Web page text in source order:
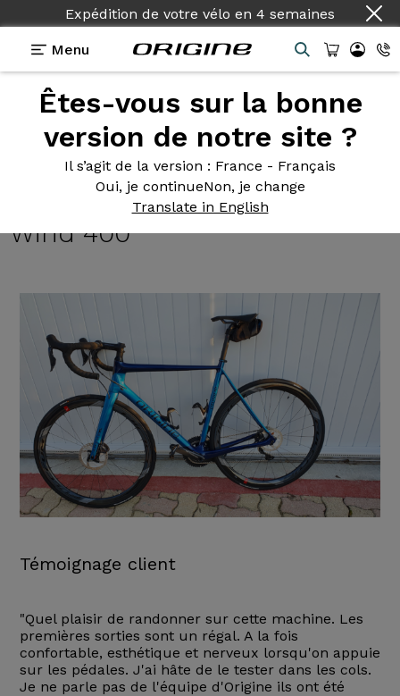
Expédition de votre vélo en 4 semaines
Menu
Êtes-vous sur la bonne
version de notre site ?
Il s’agit de la version : France - Français
Oui, je continueNon, je change
Translate in English
Témoignages>Axxome II GT - Shimano Ultegra Di2
Axxome II GT - Shimano
Ultegra Di2 - Roues Fulcrum
Wind 400
Témoignage client
"Quel plaisir de randonner sur cette machine. Les
premières sorties sont un régal. A la fois
confortable, esthétique et nerveux lorsqu'on appuie
sur les pédales. J'ai hâte de le tester dans les cols.
Je ne parle pas de l'équipe d'Origine ils ont été